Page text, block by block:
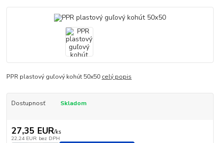
PPR plastový guľový kohút 50x50 celý popis
Dostupnosť Skladom
27,35 EUR/ks
22,24 EUR bez DPH